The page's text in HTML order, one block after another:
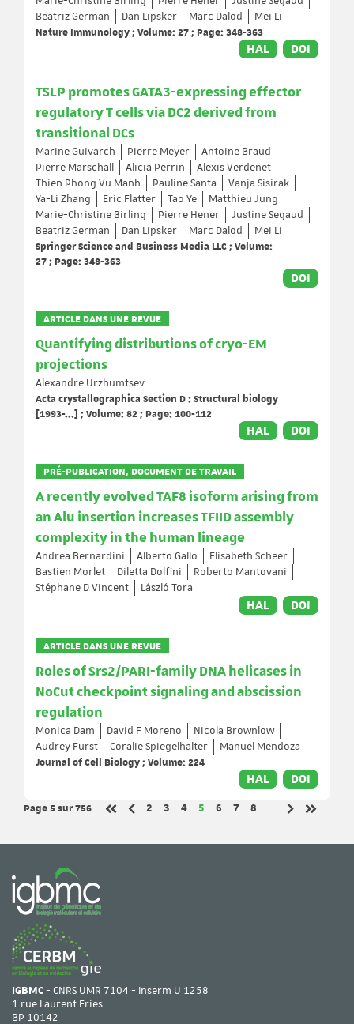
Beatriz German
Dan Lipsker Marc Dalod
Mei Li
Nature Immunology ; Volume: 27 ; Page: 348-363
HAL DOI
TSLP promotes GATA3-expressing effector
regulatory T cells via DC2 derived from
transitional DCs
Marine Guivarch Pierre Meyer
Antoine Braud
Pierre Marschall
Alicia Perrin
Alexis Verdenet
Thien Phong Vu Manh
Pauline Santa
Vanja Sisirak
Ya-Li Zhang
Eric Flatter Tao Ye
Matthieu Jung
Marie-Christine Birling
Pierre Hener
Justine Segaud
Beatriz German
Dan Lipsker Marc Dalod
Mei Li
Springer Science and Business Media LLC ; Volume:
27 ; Page: 348-363
DOI
ARTICLE DANS UNE REVUE
Quantifying distributions of cryo-EM
projections
Alexandre Urzhumtsev
Acta crystallographica Section D : Structural biology
[1993-...] ; Volume: 82 ; Page: 100-112
HAL DOI
PRÉ-PUBLICATION, DOCUMENT DE TRAVAIL
A recently evolved TAF8 isoform arising from
an Alu insertion increases TFIID assembly
complexity in the human lineage
Andrea Bernardini Alberto Gallo
Elisabeth Scheer
Bastien Morlet
Diletta Dolfini
Roberto Mantovani
Stéphane D Vincent
László Tora
HAL DOI
ARTICLE DANS UNE REVUE
Roles of Srs2/PARI-family DNA helicases in
NoCut checkpoint signaling and abscission
regulation
Monica Dam David F Moreno
Nicola Brownlow
Audrey Furst
Coralie Spiegelhalter
Manuel Mendoza
Journal of Cell Biology ; Volume: 224
HAL DOI
Page 5sur 756
Page
2 Page
3 Page
4 Page
5 Page
6 Page
7 Page
8
…
IGBMC- CNRS UMR 7104 - Inserm U 1258
1 rue Laurent Fries
BP 10142